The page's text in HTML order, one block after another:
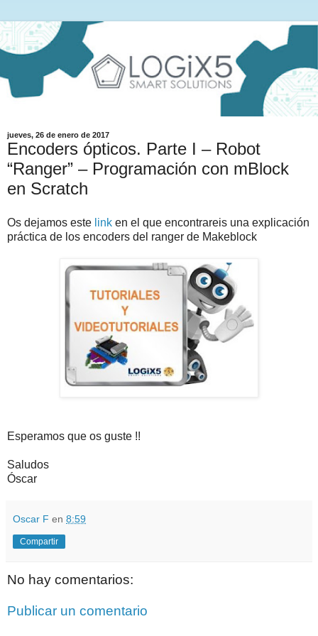
jueves, 26 de enero de 2017
Encoders ópticos. Parte I – Robot
“Ranger” – Programación con mBlock
en Scratch
Os dejamos este link en el que encontrareis una explicación
práctica de los encoders del ranger de Makeblock
Esperamos que os guste !!
Saludos
Óscar
Oscar F en 8:59
Compartir
No hay comentarios:
Publicar un comentario